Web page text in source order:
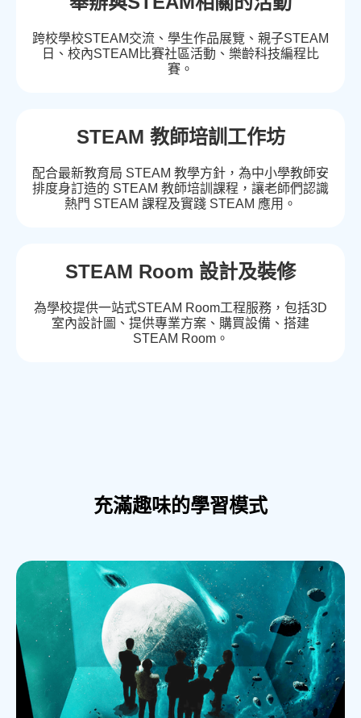
跨校學校STEAM交流、學生作品展覽、親子STEAM
日、校內STEAM比賽社區活動、樂齡科技編程比
賽。
STEAM 教師培訓工作坊
配合最新教育局 STEAM 教學方針，為中小學教師安
排度身訂造的 STEAM 教師培訓課程，讓老師們認識
熱門 STEAM 課程及實踐 STEAM 應用。
STEAM Room 設計及裝修
為學校提供一站式STEAM Room工程服務，包括3D
室內設計圖、提供專業方案、購買設備、搭建
STEAM Room。
充滿趣味的學習模式